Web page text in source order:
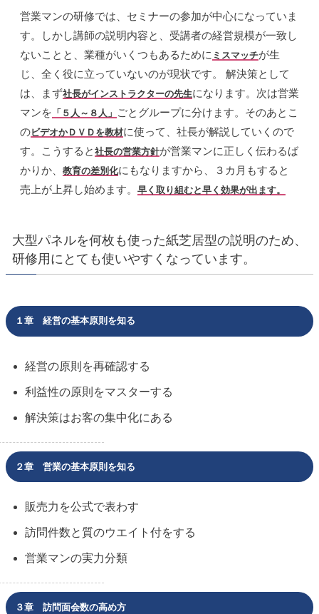
営業マンの研修では、セミナーの参加が中心になっていま
す。しかし講師の説明内容と、受講者の経営規模が一致し
ないことと、業種がいくつもあるために ミスマッチが生
じ、全く役に立っていないのが現状です。 解決策として
は、まず社長がインストラクターの先生になります。次は営業
マンを 「５人～８人」 ごとグループに分けます。そのあとこ
のビデオかＤＶＤを教材に使って、社長が解説していくので
す。こうすると 社長の営業方針が営業マンに正しく伝わるば
かりか、 教育の差別化にもなりますから、３カ月もすると
売上が上昇し始めます。 早く取り組むと早く効果が出ます。
大型パネルを何枚も使った紙芝居型の説明のため、
研修用にとても使いやすくなっています。
１章 経営の基本原則を知る
経営の原則を再確認する
利益性の原則をマスターする
解決策はお客の集中化にある
２章 営業の基本原則を知る
販売力を公式で表わす
訪問件数と質のウエイト付をする
営業マンの実力分類
３章 訪問面会数の高め方